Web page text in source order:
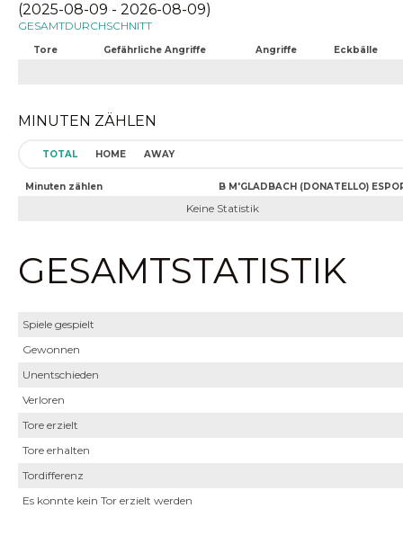
(2025-08-09 - 2026-08-09)
GESAMTDURCHSCHNITT
Tore Gefährliche Angriffe Angriffe Eckbälle
MINUTEN ZÄHLEN
TOTAL HOME AWAY
Minuten zählen B M'GLADBACH (DONATELLO)
Keine Statistik
GESAMTSTATISTIK
Spiele gespielt
Gewonnen
Unentschieden
Verloren
Tore erzielt
Tore erhalten
Tordifferenz
Es konnte kein Tor erzielt werden